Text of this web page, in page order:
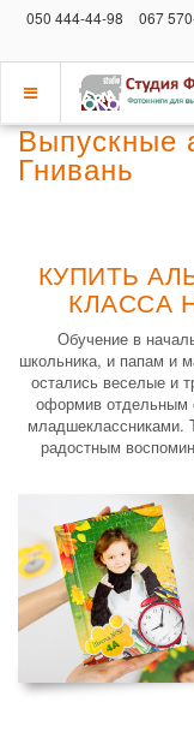
050 444-44-98 067
Показать
меню
Выпускные
Гнивань
КУПИТЬ
КЛАССА
Обучение в
школьника, и папам и
остались веселые и
оформив отдельным
младшеклассниками.
радостным